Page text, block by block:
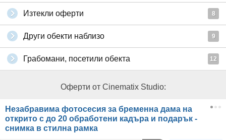
Изтекли оферти 8
Други обекти наблизо 9
Грабомани, посетили обекта 12
Оферти от Cinematix Studio:
Незабравима фотосесия за бременна дама на
открито с до 20 обработени кадъра и подарък -
снимка в стилна рамка